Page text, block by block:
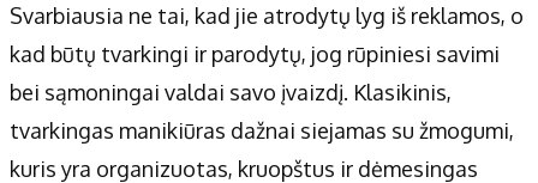
Svarbiausia ne tai, kad jie atrodytų lyg iš reklamos, o
kad būtų tvarkingi ir parodytų, jog rūpiniesi savimi
bei sąmoningai valdai savo įvaizdį. Klasikinis,
tvarkingas manikiūras dažnai siejamas su žmogumi,
kuris yra organizuotas, kruopštus ir dėmesingas